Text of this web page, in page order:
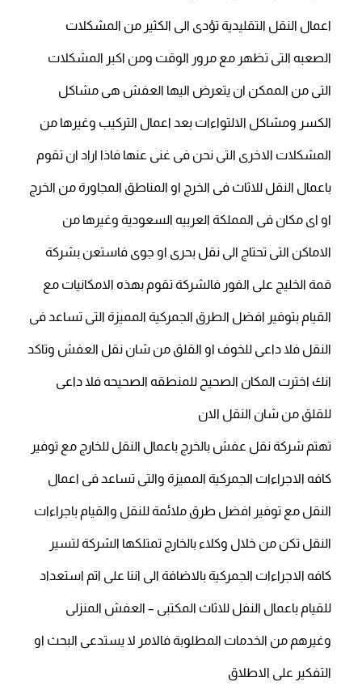
اعمال النقل التقليدية تؤدى الى الكثير من المشكلات
الصعبه التى تظهر مع مرور الوقت ومن اكبر المشكلات
التى من الممكن ان يتعرض اليها العفش هى مشاكل
الكسر ومشاكل الالتواءات بعد اعمال التركيب وغيرها من
المشكلات الاخرى التى نحن فى غنى عنها فاذا اراد ان تقوم
باعمال النقل للاثاث فى الخرج او المناطق المجاورة من الخرج
او اى مكان فى المملكة العربيه السعودية وغيرها من
الاماكن التى تحتاج الى نقل بحرى او جوى فاستعن بشركة
قمة الخليج على الفور فالشركة تقوم بهذه الامكانيات مع
القيام بتوفير افضل الطرق الجمركية المميزة التى تساعد فى
النقل فلا داعى للخوف او القلق من شان نقل العفش وتاكد
انك اخترت المكان الصحيح للمنطقه الصحيحه فلا داعى
للقلق من شان النقل الان
تهتم شركة نقل عفش بالخرج باعمال النقل للخارج مع توفير
كافه الاجراءات الجمركية المميزة والتى تساعد فى اعمال
النقل مع توفير افضل طرق ملائمة للنقل والقيام باجراءات
النقل تكن من خلال وكلاء بالخارج تمتلكها الشركة لتسير
كافه الاجراءات الجمركية بالاضافة الى اننا على اتم استعداد
للقيام باعمال النفل للاثاث المكتبى – العفش المنزلى
وغيرهم من الخدمات المطلوبة فالامر لا يستدعى البحث او
التفكير على الاطلاق